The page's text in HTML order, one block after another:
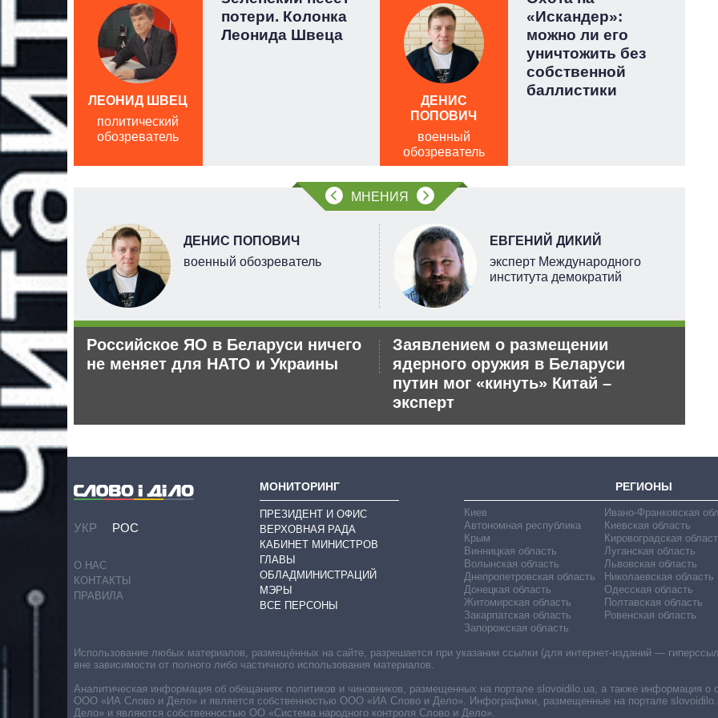
потери. Колонка
Леонида Швеца
ЛЕОНИД ШВЕЦ
политический
обозреватель
«Искандер»:
можно ли его
уничтожить без
собственной
баллистики
ДЕНИС
ПОПОВИЧ
военный
обозреватель
МНЕНИЯ
ДЕНИС ПОПОВИЧ
военный обозреватель
Российское ЯО в Беларуси ничего
не меняет для НАТО и Украины
ЕВГЕНИЙ ДИКИЙ
эксперт Международного
института демократий
Заявлением о размещении
ядерного оружия в Беларуси
путин мог «кинуть» Китай –
эксперт
УКР РОС
О НАС
КОНТАКТЫ
ПРАВИЛА
МОНИТОРИНГ
ПРЕЗИДЕНТ И ОФИС
ВЕРХОВНАЯ РАДА
КАБИНЕТ МИНИСТРОВ
ГЛАВЫ
ОБЛАДМИНИСТРАЦИЙ
МЭРЫ
ВСЕ ПЕРСОНЫ
РЕГИОНЫ
Киев
Автономная республика
Крым
Винницкая область
Волынская область
Днепропетровская область
Донецкая область
Житомирская область
Закарпатская область
Запорожская область
Ивано-Франковская
Киевская область
Кировоградская
Луганская область
Львовская область
Николаевская область
Одесская область
Полтавская область
Ровенская область
Использование любых материалов, размещённых на сайте, разрешается при указании ссылки (для интернет-изданий —
вне зависимости от полного либо частичного использования материалов.
Аналитическая информация об обещаниях политиков и чиновников, размещенных на портале slovoidilo.ua, а также информация о
ООО «ИА Слово и Дело» и является собственностью ООО «ИА Слово и Дело». Инфографики, размещенные на портале
Дело» и являются собственностью ОО «Система народного контроля Слово и Дело».